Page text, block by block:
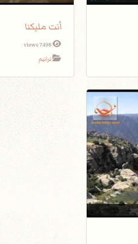
أنت مليكنا
7498 views
ترانيم